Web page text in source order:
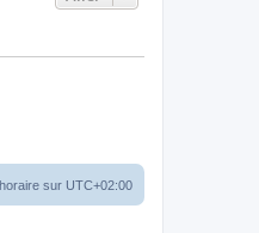
sur UTC+02:00